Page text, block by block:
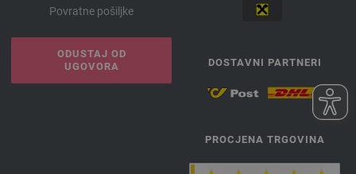
Povratne pošiljke
ODUSTAJ OD
UGOVORA
DOSTAVNI PARTNERI
PROCJENA TRGOVINA